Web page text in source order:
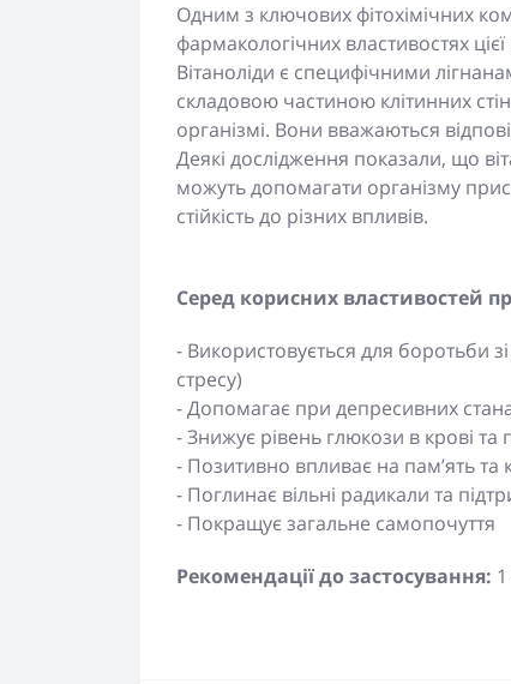
Одним з ключових фітохімічних
фармакологічних властивостях
Вітаноліди є специфічними
складовою частиною клітинних
організмі. Вони вважаються
Деякі дослідження показали, що
можуть допомагати організму
стійкість до різних впливів.
Серед корисних властивостей
- Використовується для боротьби
стресу)
- Допомагає при депресивних
- Знижує рівень глюкози в крові та
- Позитивно впливає на пам’ять та
- Поглинає вільні радикали та
- Покращує загальне самопочуття
Рекомендації до застосування: